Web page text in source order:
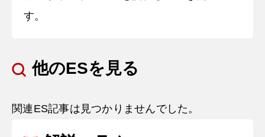
す。
他のESを見る
関連ES記事は見つかりませんでした。